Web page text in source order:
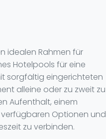
idealen Rahmen für
Hotelpools für eine
sorgfältig eingerichteten
alleine oder zu zweit zu
Aufenthalt, einem
Optionen und
zu verbinden.